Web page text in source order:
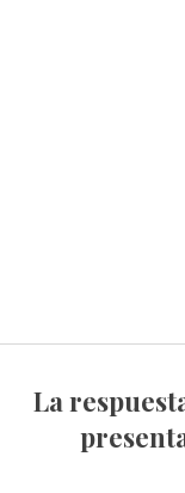
La respuesta de los seguidores ante la